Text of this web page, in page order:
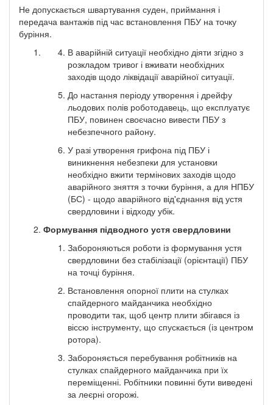
Не допускається швартування суден, приймання і
передача вантажів під час встановлення ПБУ на точку
буріння.
В аварійній ситуації необхідно діяти згідно з
розкладом тривог і вживати необхідних
заходів щодо ліквідації аварійної ситуації.
До настання періоду утворення і дрейфу
льодових полів роботодавець, що експлуатує
ПБУ, повинен своєчасно вивести ПБУ з
небезпечного району.
У разі утворення грифона під ПБУ і
виникнення небезпеки для установки
необхідно вжити термінових заходів щодо
аварійного зняття з точки буріння, а для НПБУ
(БС) - щодо аварійного від'єднання від устя
свердловини і відходу убік.
Формування підводного устя свердловини
Забороняються роботи із формування устя
свердловини без стабілізації (орієнтації) ПБУ
на точці буріння.
Встановлення опорної плити на стулках
спайдерного майданчика необхідно
проводити так, щоб центр плити збігався із
віссю інструменту, що спускається (із центром
ротора).
Забороняється перебування робітників на
стулках спайдерного майданчика при їх
переміщенні. Робітники повинні бути виведені
за леєрні огорожі.